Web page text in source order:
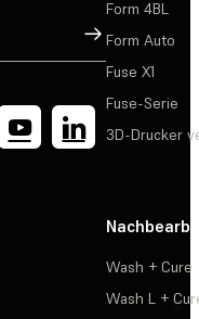
Registrieren
Form 4BL
Form Auto
Fuse X1
Fuse-Serie
3D-Drucker
Wash + Cure
Wash L +